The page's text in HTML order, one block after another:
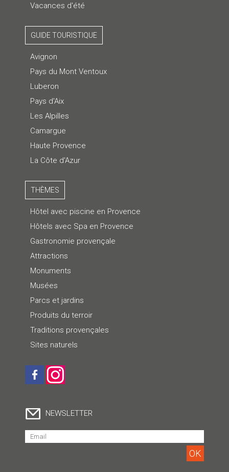
Vacances d'été
GUIDE TOURISTIQUE
Avignon
Pays du Mont Ventoux
Luberon
Pays d'Aix
Les Alpilles
Camargue
Haute Provence
La Côte d'Azur
THÈMES
Hôtel avec piscine en Provence
Hôtels avec Spa en Provence
Gastronomie provençale
Attractions
Monuments
Musées
Parcs et jardins
Produits du terroir
Traditions provençales
Sites naturels
NEWSLETTER